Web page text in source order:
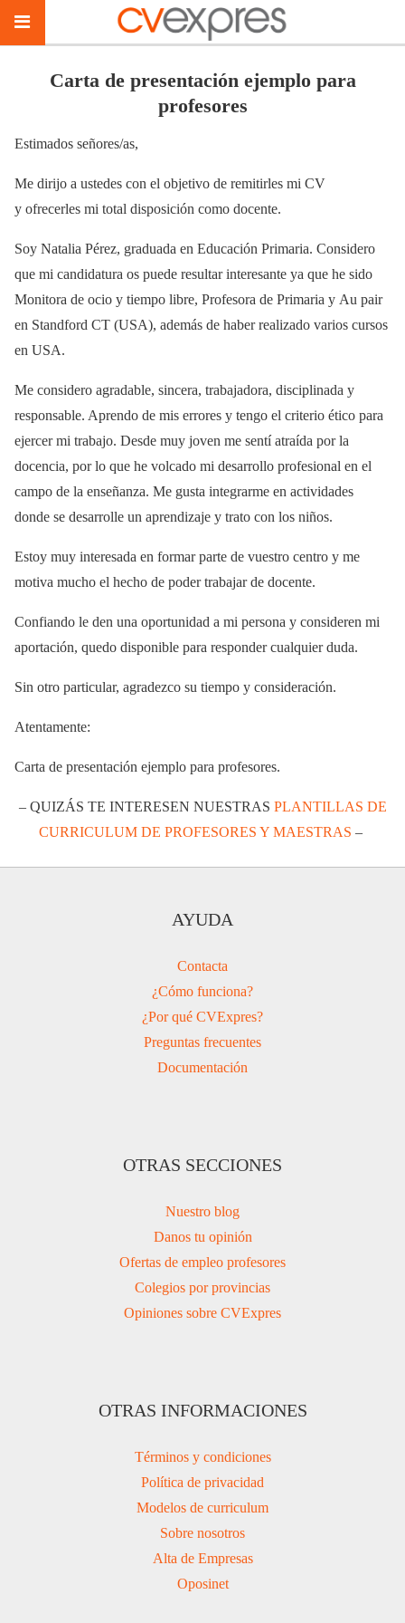
Carta de presentación ejemplo para
profesores
Estimados señores/as,
Me dirijo a ustedes con el objetivo de remitirles mi CV
y ofrecerles mi total disposición como docente.
Soy Natalia Pérez, graduada en Educación Primaria. Considero
que mi candidatura os puede resultar interesante ya que he sido
Monitora de ocio y tiempo libre, Profesora de Primaria y Au pair
en Standford CT (USA), además de haber realizado varios cursos
en USA.
Me considero agradable, sincera, trabajadora, disciplinada y
responsable. Aprendo de mis errores y tengo el criterio ético para
ejercer mi trabajo. Desde muy joven me sentí atraída por la
docencia, por lo que he volcado mi desarrollo profesional en el
campo de la enseñanza. Me gusta integrarme en actividades
donde se desarrolle un aprendizaje y trato con los niños.
Estoy muy interesada en formar parte de vuestro centro y me
motiva mucho el hecho de poder trabajar de docente.
Confiando le den una oportunidad a mi persona y consideren mi
aportación, quedo disponible para responder cualquier duda.
Sin otro particular, agradezco su tiempo y consideración.
Atentamente:
Carta de presentación ejemplo para profesores.
– QUIZÁS TE INTERESEN NUESTRAS PLANTILLAS DE
CURRICULUM DE PROFESORES Y MAESTRAS –
AYUDA
Contacta
¿Cómo funciona?
¿Por qué CVExpres?
Preguntas frecuentes
Documentación
OTRAS SECCIONES
Nuestro blog
Danos tu opinión
Ofertas de empleo profesores
Colegios por provincias
Opiniones sobre CVExpres
OTRAS INFORMACIONES
Términos y condiciones
Política de privacidad
Modelos de curriculum
Sobre nosotros
Alta de Empresas
Oposinet